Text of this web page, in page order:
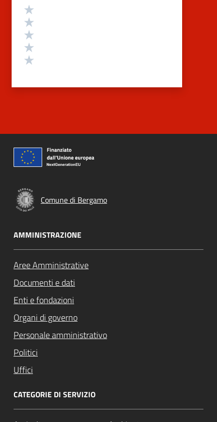
Valutazione
Comune di Bergamo
AMMINISTRAZIONE
Aree Amministrative
Documenti e dati
Enti e fondazioni
Organi di governo
Personale amministrativo
Politici
Uffici
CATEGORIE DI SERVIZIO